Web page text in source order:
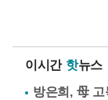
이시간 핫뉴스
방은희, 母